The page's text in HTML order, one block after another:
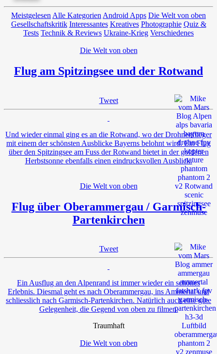
Meistgelesen Alle Kategorien Android Apps Die Welt von oben
Gesellschaftskritik Interessantes Kreatives Photographie Quiz &
Tests Technik & Reviews Ukraine-Krieg Verschiedenes
Die Welt von oben
Flug am Spitzingsee und der Rotwand
Tweet
Und wieder einmal ging es an die Rotwand, wo der Drohnenflieger
mit einem der schönsten Ausblicke Bayerns belohnt wird. Ein Flug
über den Spitzingsee am Fuss der Rotwand bietet in der goldenen
Herbstsonne ebenfalls einen eindrucksvollen Ausblick.
Die Welt von oben
Flug über Oberammergau / Garmisch-
Partenkirchen
Tweet
Ein Ausflug an den Alpenrand ist immer wieder ein schönes
Erlebnis. Diesmal geht es nach Oberammergau, ins Ammertal und
schliesslich nach Garmisch-Partenkirchen. Natürlich auch eine gute
Gelegenheit, die Gegend von oben zu filmen.
Traumhaft
Die Welt von oben